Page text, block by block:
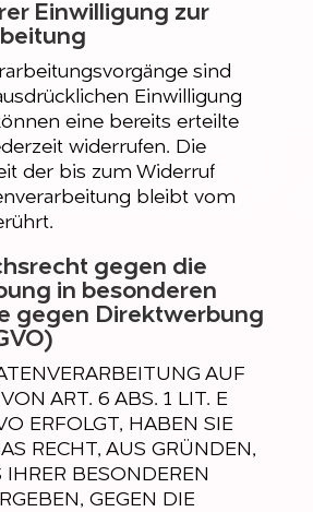
Einwilligung zur
sind
Einwilligung
eine bereits erteilte
widerrufen. Die
der bis zum Widerruf
bleibt vom
gegen die
in besonderen
gegen Direktwerbung
AUF
ART. 6 ABS. 1 LIT. E
ERFOLGT, HABEN SIE
RECHT, AUS GRÜNDEN,
IHRER BESONDEREN
GEGEN DIE